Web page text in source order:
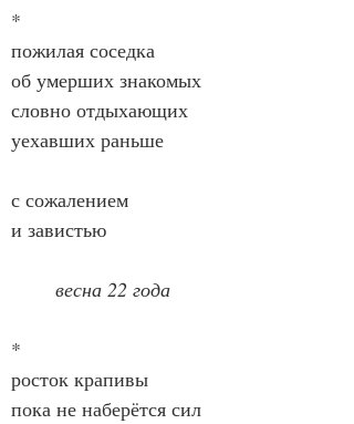
*
пожилая соседка
об умерших знакомых
словно отдыхающих
уехавших раньше
с сожалением
и завистью
весна 22 года
*
росток крапивы
пока не наберётся сил